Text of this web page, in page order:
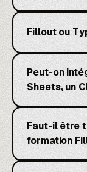
Fillout ou
Peut-on
Sheets, un
Faut-il être
formation